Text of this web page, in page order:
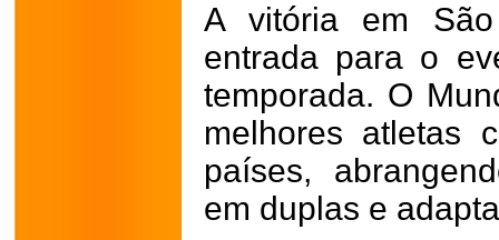
A vitória em
entrada para o
temporada. O
melhores atletas
países,
em duplas e